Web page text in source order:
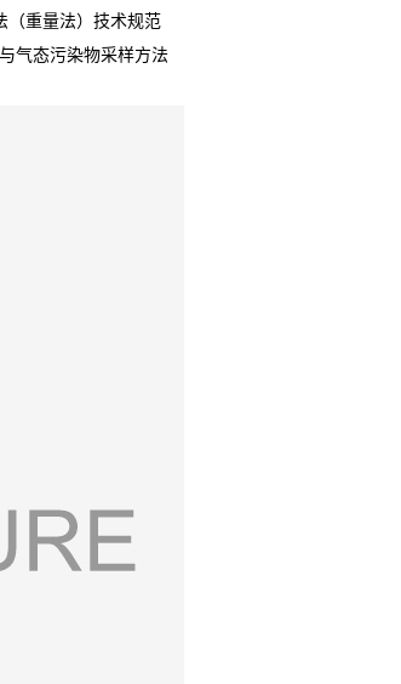
（重量法）技术规范
气态污染物采样方法